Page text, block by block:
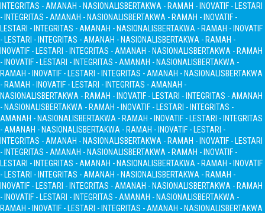
INTEGRITAS - AMANAH - NASIONALISBERTAKWA - RAMAH - INOVATIF - LESTARI
- INTEGRITAS - AMANAH - NASIONALISBERTAKWA - RAMAH - INOVATIF -
LESTARI - INTEGRITAS - AMANAH - NASIONALISBERTAKWA - RAMAH - INOVATIF
- LESTARI - INTEGRITAS - AMANAH - NASIONALISBERTAKWA - RAMAH -
INOVATIF - LESTARI - INTEGRITAS - AMANAH - NASIONALISBERTAKWA - RAMAH
- INOVATIF - LESTARI - INTEGRITAS - AMANAH - NASIONALISBERTAKWA -
RAMAH - INOVATIF - LESTARI - INTEGRITAS - AMANAH - NASIONALISBERTAKWA
- RAMAH - INOVATIF - LESTARI - INTEGRITAS - AMANAH -
NASIONALISBERTAKWA - RAMAH - INOVATIF - LESTARI - INTEGRITAS - AMANAH
- NASIONALISBERTAKWA - RAMAH - INOVATIF - LESTARI - INTEGRITAS -
AMANAH - NASIONALISBERTAKWA - RAMAH - INOVATIF - LESTARI - INTEGRITAS
- AMANAH - NASIONALISBERTAKWA - RAMAH - INOVATIF - LESTARI -
INTEGRITAS - AMANAH - NASIONALISBERTAKWA - RAMAH - INOVATIF - LESTARI
- INTEGRITAS - AMANAH - NASIONALISBERTAKWA - RAMAH - INOVATIF -
LESTARI - INTEGRITAS - AMANAH - NASIONALISBERTAKWA - RAMAH - INOVATIF
- LESTARI - INTEGRITAS - AMANAH - NASIONALISBERTAKWA - RAMAH -
INOVATIF - LESTARI - INTEGRITAS - AMANAH - NASIONALISBERTAKWA - RAMAH
- INOVATIF - LESTARI - INTEGRITAS - AMANAH - NASIONALISBERTAKWA -
RAMAH - INOVATIF - LESTARI - INTEGRITAS - AMANAH - NASIONALISBERTAKWA